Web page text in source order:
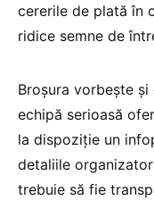
cererile de plată în
ridice semne de
Broșura vorbește
echipă serioasă
la dispoziție un
detaliile
trebuie să fie